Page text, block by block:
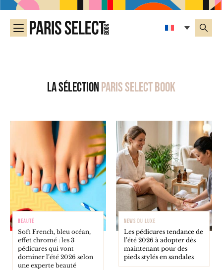
La sélectionParis Select Book
BEAUTÉ
Soft French, bleu océan,
effet chromé : les 3
pédicures qui vont
dominer l’été 2026 selon
une experte beauté
NEWS DU LUXE
Les pédicures tendance de
l’été 2026 à adopter dès
maintenant pour des
pieds stylés en sandales